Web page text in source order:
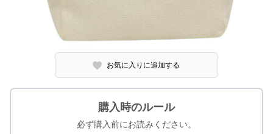
お気に入りに追加する
購入時のルール
必ず購入前にお読みください。